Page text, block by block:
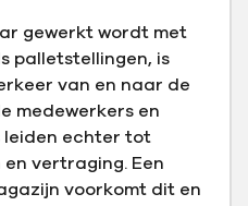
gewerkt wordt met
palletstellingen, is
van en naar de
medewerkers en
leiden echter tot
vertraging. Een
voorkomt dit en